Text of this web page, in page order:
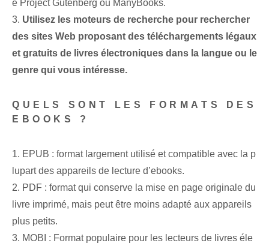
e Project Gutenberg ou ManyBooks.
3. Utilisez les moteurs de recherche pour rechercher
des sites Web proposant des téléchargements légaux
et gratuits de livres électroniques dans la langue ou le
genre qui vous intéresse.
QUELS SONT LES FORMATS DES
EBOOKS ?
1. EPUB : format largement utilisé et compatible avec la p
lupart des appareils de lecture d’ebooks.
2. PDF : format qui conserve la mise en page originale du
livre imprimé, mais peut être moins adapté aux appareils
plus petits.
3. MOBI : Format populaire pour les lecteurs de livres éle